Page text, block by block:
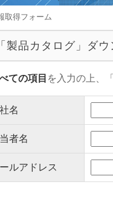
取得フォーム
「製品カタログ」ダ
ての項目 を入力の上、
名
者名
ルアドレス